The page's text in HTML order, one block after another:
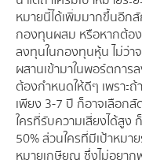
หมายนี้ได้เพิ่มมากขึ้นอีก
กองทุนผสม หรือหากต้อ
ลงทุนในกองทุนหุ้น ไม่ว่า
ผสานเข้ามาในพอร์ตกา
ต้องกำหนดให้ดีๆ เพราะ
เพียง 3-7 ปี ก็อาจเลือก
ใครที่รับความเสี่ยงได้สูง
50% ส่วนใครที่มีเป้าหมา
หมายเกษียณ ซึ่งไม่อยา